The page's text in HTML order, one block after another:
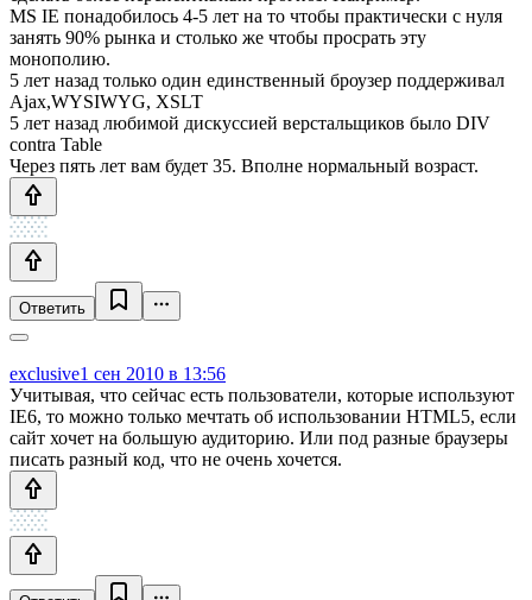
MS IE понадобилось 4-5 лет на то чтобы практически с нуля
занять 90% рынка и столько же чтобы просрать эту
монополию.
5 лет назад только один единственный броузер поддерживал
Ajax,WYSIWYG, XSLT
5 лет назад любимой дискуссией верстальщиков было DIV
contra Table
Через пять лет вам будет 35. Вполне нормальный возраст.
Ответить
exclusive1 сен 2010 в 13:56
Учитывая, что сейчас есть пользователи, которые используют
IE6, то можно только мечтать об использовании HTML5, если
сайт хочет на большую аудиторию. Или под разные браузеры
писать разный код, что не очень хочется.